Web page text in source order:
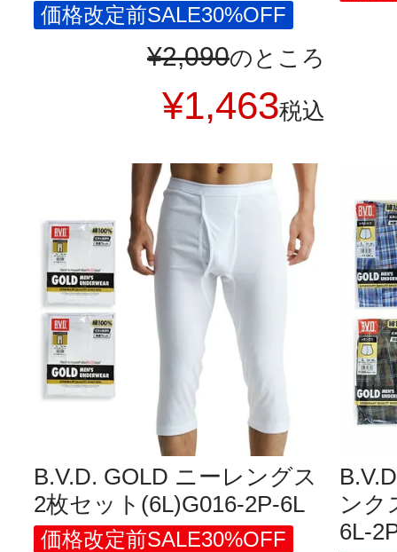
価格改定前SALE30%OFF
¥2,090のところ
¥1,463税込
B.V.D. GOLD ニーレングス
2枚セット(6L)G016-2P-6L
価格改定前SALE30%OFF
ンク
6L-